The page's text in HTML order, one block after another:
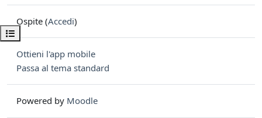
Apri indice del corso
Ospite (Accedi)
Ottieni l'app mobile
Passa al tema standard
Powered by Moodle